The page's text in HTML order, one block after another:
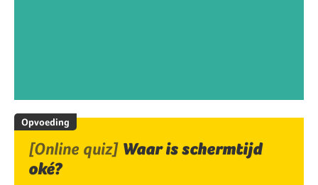
Opvoeding
[Online quiz] Waar is schermtijd
oké?